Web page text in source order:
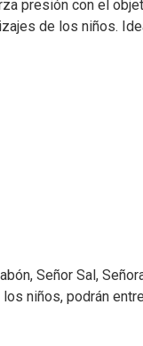
presión con el
de los niños.
Señor Sal,
niños, podrán